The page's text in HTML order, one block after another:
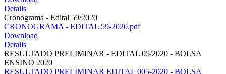
Details
Cronograma - Edital 59/2020
CRONOGRAMA - EDITAL 59-2020.pdf
Download
Details
RESULTADO PRELIMINAR - EDITAL 05/2020 - BOLSA
ENSINO 2020
RESULTADO PRELIMINAR EDITAL 005-2020 - BOLSA